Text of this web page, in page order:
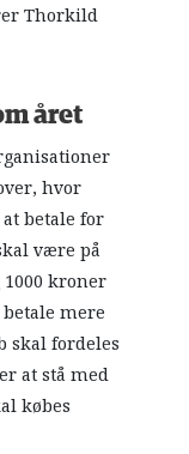
Thorkild
året
hvor
betale for
være på
kroner
mere
skal fordeles
at stå med
købes